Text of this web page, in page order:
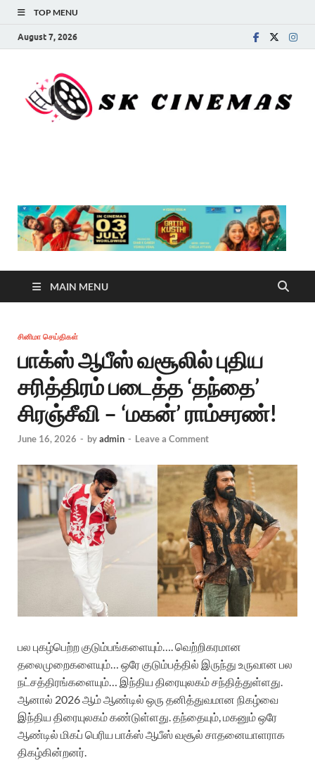
TOP MENU
August 7, 2026
MAIN MENU
சினிமா செய்திகள்
பாக்ஸ் ஆபீஸ் வசூலில் புதிய
சரித்திரம் படைத்த ‘தந்தை’
சிரஞ்சீவி – ‘மகன்’ ராம்சரண்!
June 16, 2026 - byadmin - Leave a Comment
பல புகழ்பெற்ற குடும்பங்களையும்…. வெற்றிகரமான
தலைமுறைகளையும்… ஒரே குடும்பத்தில் இருந்து உருவான பல
நட்சத்திரங்களையும்… இந்திய திரையுலகம் சந்தித்துள்ளது.
ஆனால் 2026 ஆம் ஆண்டில் ஒரு தனித்துவமான நிகழ்வை
இந்திய திரையுலகம் கண்டுள்ளது. தந்தையும், மகனும் ஒரே
ஆண்டில் மிகப் பெரிய பாக்ஸ் ஆபீஸ் வசூல் சாதனையாளராக
திகழ்கின்றனர்.